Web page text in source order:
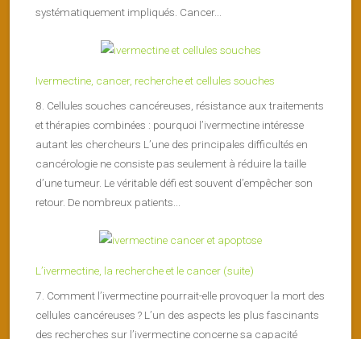
systématiquement impliqués. Cancer...
Ivermectine, cancer, recherche et cellules souches
8. Cellules souches cancéreuses, résistance aux traitements
et thérapies combinées : pourquoi l’ivermectine intéresse
autant les chercheurs L’une des principales difficultés en
cancérologie ne consiste pas seulement à réduire la taille
d’une tumeur. Le véritable défi est souvent d’empêcher son
retour. De nombreux patients...
L’ivermectine, la recherche et le cancer (suite)
7. Comment l’ivermectine pourrait-elle provoquer la mort des
cellules cancéreuses ? L’un des aspects les plus fascinants
des recherches sur l’ivermectine concerne sa capacité